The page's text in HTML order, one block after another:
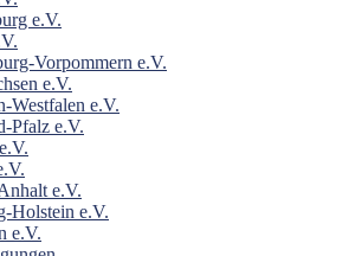
e.V.
Vorpommern e.V.
e.V.
Westfalen e.V.
Pfalz e.V.
e.V.
Holstein e.V.
e.V.